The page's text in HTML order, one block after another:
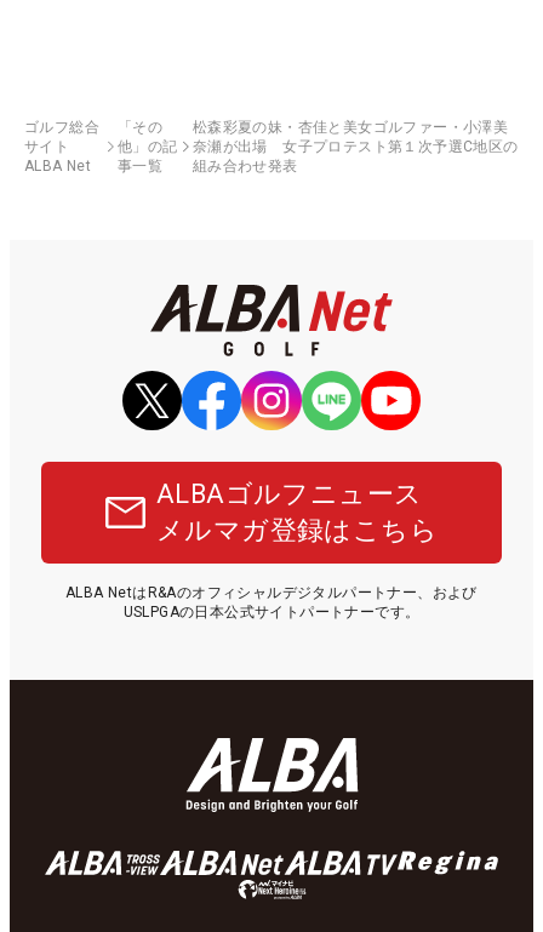
ゴルフ総合
サイト
ALBA Net
「その
他」の記
事一覧
松森彩夏の妹・杏佳と美女ゴルファー・小澤美
奈瀬が出場 女子プロテスト第１次予選C地区の
組み合わせ発表
ALBAゴルフニュース
メルマガ登録はこちら
ALBA NetはR&Aのオフィシャルデジタルパートナー、および
USLPGAの日本公式サイトパートナーです。